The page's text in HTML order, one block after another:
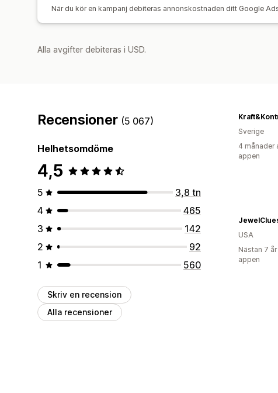
När du kör en kampanj debiteras annonskostnaden ditt Google
Alla avgifter debiteras i USD.
Recensioner (5 067)
Helhetsomdöme
4,5
5
3,8 tn
4
465
3
142
2
92
1
560
Skriv en recension
Alla recensioner
Sverige
4 månader
appen
USA
Nästan 7
appen